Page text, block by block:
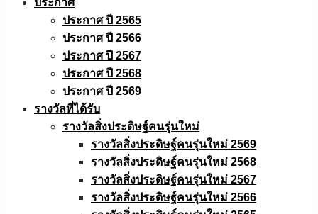
ประกาศ
ประกาศ ปี 2565
ประกาศ ปี 2566
ประกาศ ปี 2567
ประกาศ ปี 2568
ประกาศ ปี 2569
รางวัลที่ได้รับ
รางวัลสิ่งประดิษฐ์คนรุ่นใหม่
รางวัลสิ่งประดิษฐ์คนรุ่นใหม่ 2569
รางวัลสิ่งประดิษฐ์คนรุ่นใหม่ 2568
รางวัลสิ่งประดิษฐ์คนรุ่นใหม่ 2567
รางวัลสิ่งประดิษฐ์คนรุ่นใหม่ 2566